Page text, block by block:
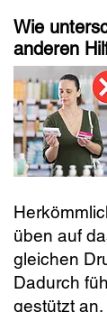
Wie
anderen
üben auf
gleichen
Dadurch
gestützt